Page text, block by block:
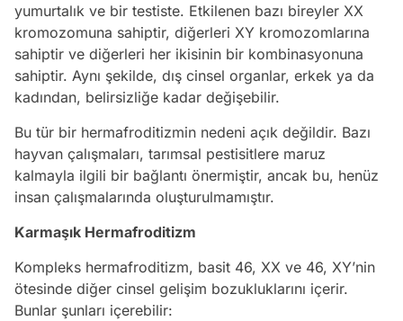
yumurtalık ve bir testiste. Etkilenen bazı bireyler XX
kromozomuna sahiptir, diğerleri XY kromozomlarına
sahiptir ve diğerleri her ikisinin bir kombinasyonuna
sahiptir. Aynı şekilde, dış cinsel organlar, erkek ya da
kadından, belirsizliğe kadar değişebilir.
Bu tür bir hermafroditizmin nedeni açık değildir. Bazı
hayvan çalışmaları, tarımsal pestisitlere maruz
kalmayla ilgili bir bağlantı önermiştir, ancak bu, henüz
insan çalışmalarında oluşturulmamıştır.
Karmaşık Hermafroditizm
Kompleks hermafroditizm, basit 46, XX ve 46, XY’nin
ötesinde diğer cinsel gelişim bozukluklarını içerir.
Bunlar şunları içerebilir: